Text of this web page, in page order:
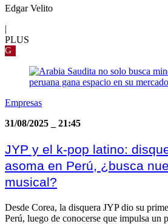
Edgar Velito
|
PLUS
G
Empresas
31/08/2025
21:45
JYP y el k-pop latino:
asoma en Perú, ¿busca
musical?
Desde Corea, la disquera JYP dio su
Perú, luego de conocerse que impulsa un